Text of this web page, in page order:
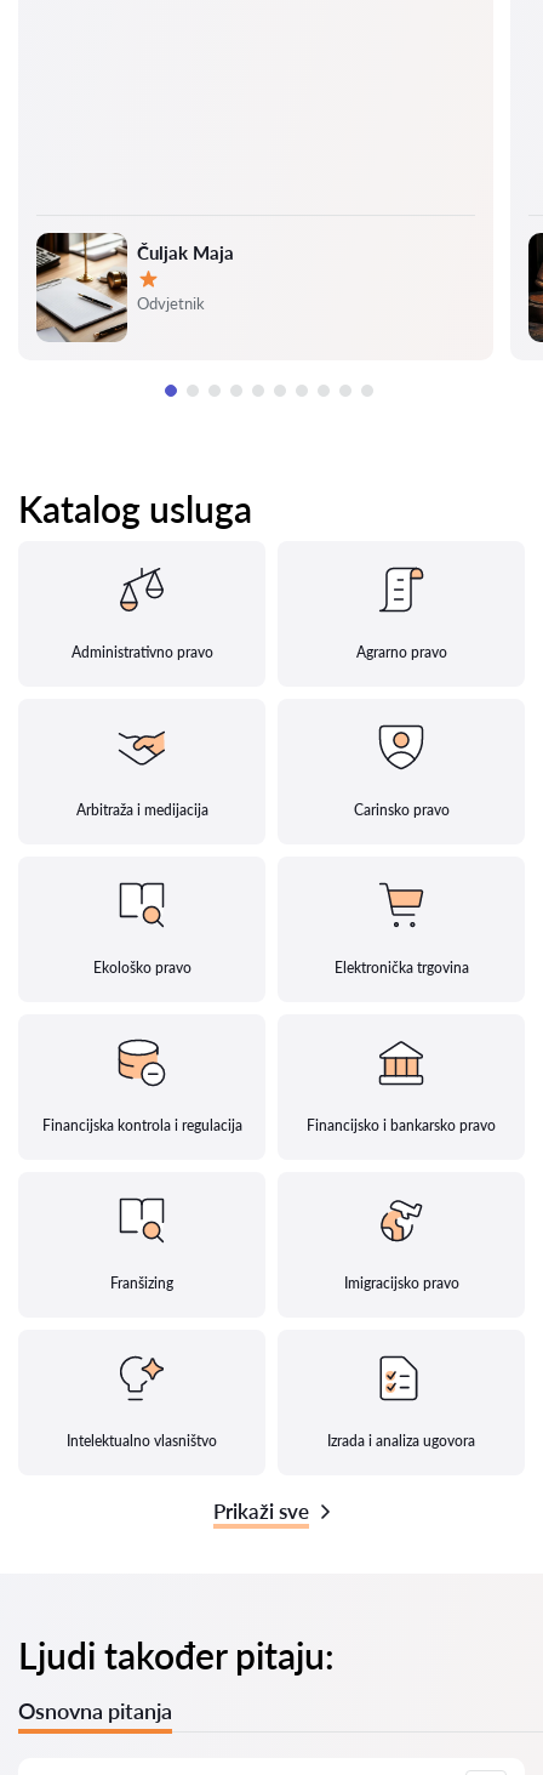
Čuljak Maja
Ocjena:
Odvjetnik
Katalog usluga
Administrativno pravo Agrarno pravo
Arbitraža i medijacija Carinsko pravo
Ekološko pravo Elektronička trgovina
Financijska kontrola i regulacija Financijsko i bankarsko pravo
Franšizing Imigracijsko pravo
Intelektualno vlasništvo Izrada i analiza ugovora
Prikaži sve
Ljudi također pitaju:
Osnovna pitanja